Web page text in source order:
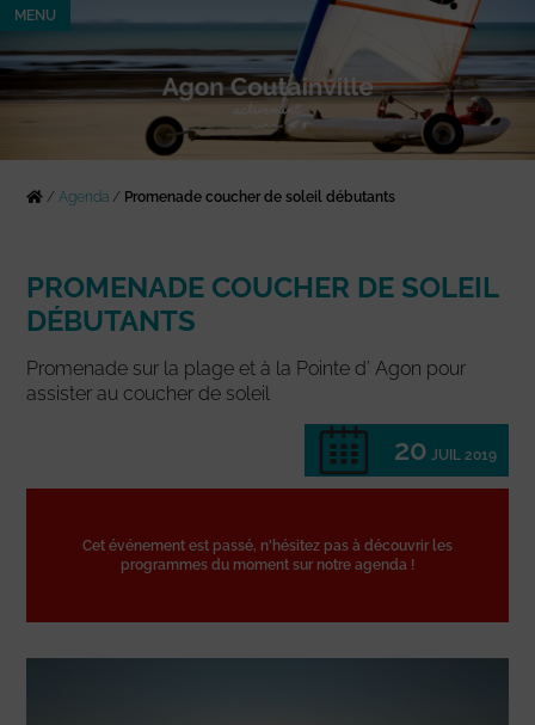
MENU
/Agenda / Promenade coucher de soleil débutants
PROMENADE COUCHER DE SOLEIL
DÉBUTANTS
Promenade sur la plage et à la Pointe d’ Agon pour
assister au coucher de soleil
20 JUIL 2019
Cet événement est passé, n'hésitez pas à découvrir les
programmes du moment sur notre agenda !